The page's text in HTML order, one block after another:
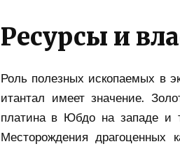
Ресурсы и
Роль полезных ископаемых в
итантал имеет значение.
платина в Юбдо на западе и
Месторождения драгоценных